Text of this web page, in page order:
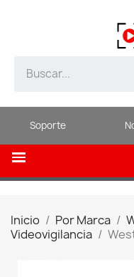
Soporte
Inicio Por Marca
Videovigilancia